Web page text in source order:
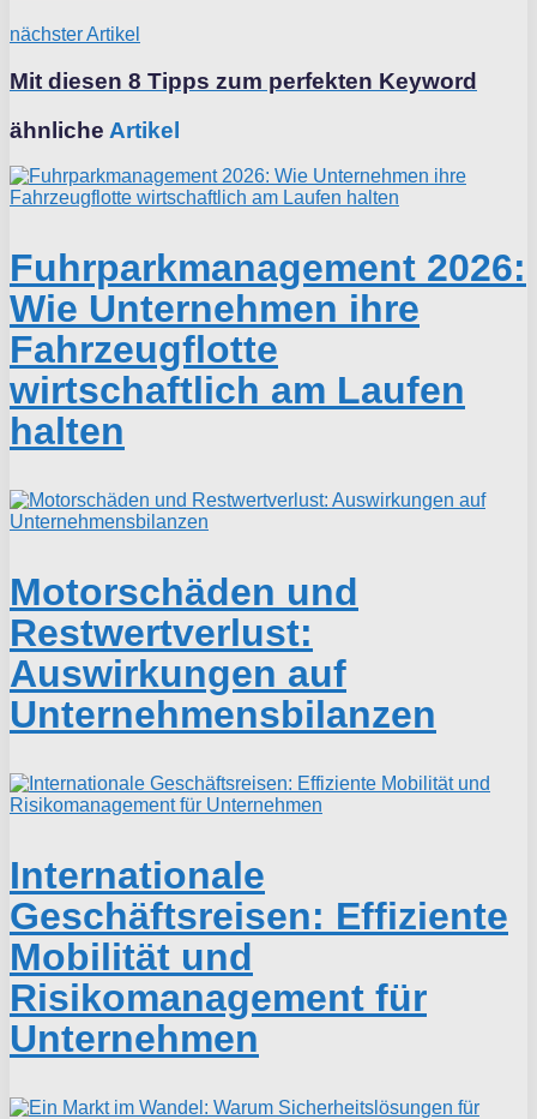
nächster Artikel
Mit diesen 8 Tipps zum perfekten Keyword
ähnliche Artikel
Fuhrparkmanagement 2026:
Wie Unternehmen ihre
Fahrzeugflotte
wirtschaftlich am Laufen
halten
Motorschäden und
Restwertverlust:
Auswirkungen auf
Unternehmensbilanzen
Internationale
Geschäftsreisen: Effiziente
Mobilität und
Risikomanagement für
Unternehmen